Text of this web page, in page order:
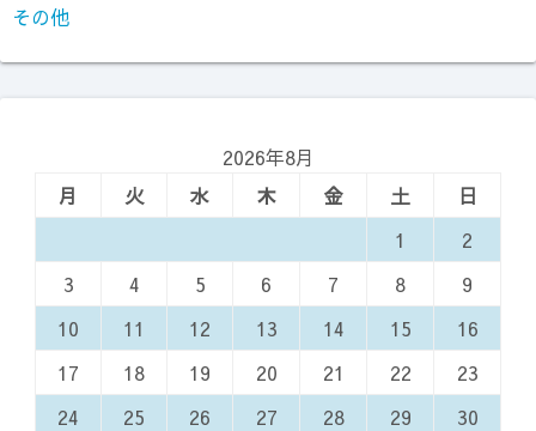
その他
2026年8月
月
火 水 木 金 土
日
1
2
3
4 5 6 7 8
9
10
11 12 13 14 15
16
17
18 19 20 21 22
23
24
25 26 27 28 29
30